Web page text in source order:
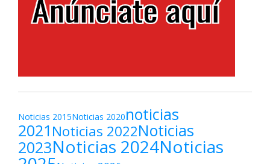
Noticias 2015Noticias 2020noticias
2021Noticias 2022Noticias
2023Noticias 2024Noticias